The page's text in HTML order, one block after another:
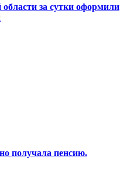
за сутки оформили
получала пенсию.